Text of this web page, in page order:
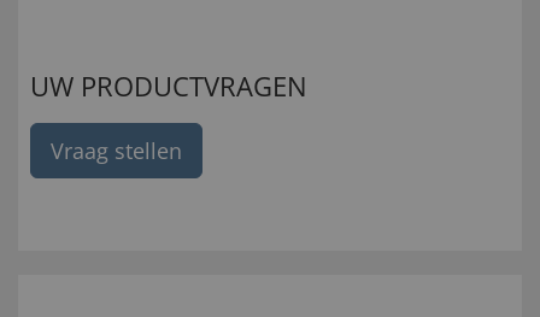
UW PRODUCTVRAGEN
Vraag stellen